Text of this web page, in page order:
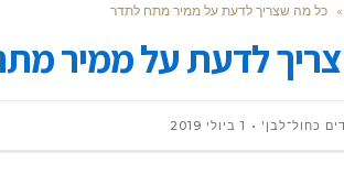
» כל מה שצריך לדעת על ממיר מתח לתדר
לדעת על ממיר
כחול־לבן' 1 ביולי 2019